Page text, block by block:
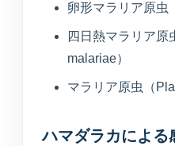
卵形マラリア原虫
四日熱マラリア原
malariae）
マラリア原虫（
ハマダラカによる